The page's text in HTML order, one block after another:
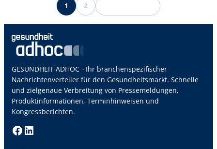
1 2
GESUNDHEIT ADHOC – Ihr branchenspezifischer
Nachrichtenverteiler für den Gesundheitsmarkt. Schnelle
und zielgenaue Verbreitung von Pressemeldungen,
Produktinformationen, Terminhinweisen und
Kongressberichten.
Facebook LinkedIn